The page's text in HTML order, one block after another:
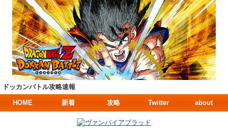
ドッカンバトル攻略速報
HOME 新着 攻略 Twitter about